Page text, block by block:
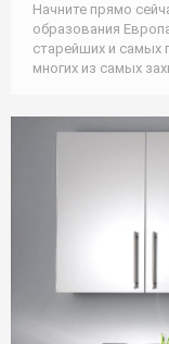
Начните прямо
образования
старейших и самых
многих из самых